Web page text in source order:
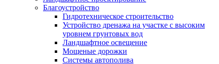
Благоустройство
Гидротехническое строительство
Устройство дренажа на участке с высоким
уровнем грунтовых вод
Ландшафтное освещение
Мощеные дорожки
Системы автополива